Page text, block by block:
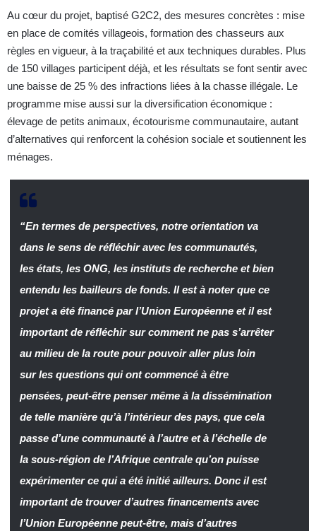
Au cœur du projet, baptisé G2C2, des mesures concrètes : mise
en place de comités villageois, formation des chasseurs aux
règles en vigueur, à la traçabilité et aux techniques durables. Plus
de 150 villages participent déjà, et les résultats se font sentir avec
une baisse de 25 % des infractions liées à la chasse illégale. Le
programme mise aussi sur la diversification économique :
élevage de petits animaux, écotourisme communautaire, autant
d’alternatives qui renforcent la cohésion sociale et soutiennent les
ménages.
“En termes de perspectives, notre orientation va
dans le sens de réfléchir avec les communautés,
les états, les ONG, les instituts de recherche et bien
entendu les bailleurs de fonds. Il est à noter que ce
projet a été financé par l’Union Européenne et il est
important de réfléchir sur comment ne pas s’arrêter
au milieu de la route pour pouvoir aller plus loin
sur les questions qui ont commencé à être
pensées, peut-être penser même à la dissémination
de telle manière qu’à l’intérieur des pays, que cela
passe d’une communauté à l’autre et à l’échelle de
la sous-région de l’Afrique centrale qu’on puisse
expérimenter ce qui a été initié ailleurs. Donc il est
important de trouver d’autres financements avec
l’Union Européenne peut-être, mais d’autres